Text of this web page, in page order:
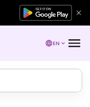
EN